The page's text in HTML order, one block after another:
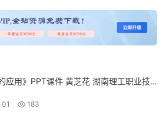
应用》PPT课件 黄芝花 湖南理工职业技
183